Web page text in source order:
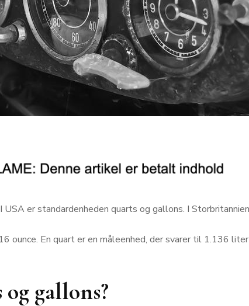
er standardenheden quarts og gallons. I
ounce. En quart er en måleenhed, der svarer til 1.136
gallons?